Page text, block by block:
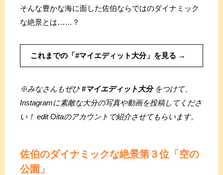
そんな豊かな海に面した佐伯ならではのダイナミック
な絶景とは……？
これまでの「#マイエディット大分」を見る
※みなさんもぜひ#マイエディット大分をつけて、
Instagramに素敵な大分の写真や動画を投稿してくださ
い！ edit Oitaのアカウントで紹介させてもらいます。
佐伯のダイナミックな絶景第３位「空の
公園」